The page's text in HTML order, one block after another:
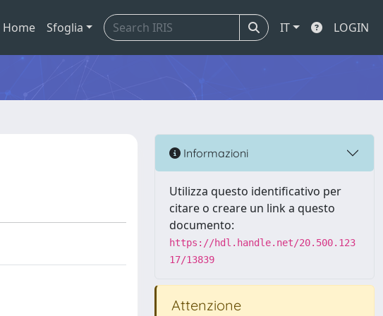
Home Sfoglia IT LOGIN
Informazioni
Utilizza questo identificativo per
citare o creare un link a questo
documento:
https://hdl.handle.net/20.500.123
17/13839
Attenzione